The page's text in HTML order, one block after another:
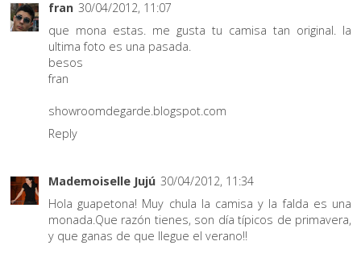
fran 30/04/2012, 11:07
que mona estas. me gusta tu camisa tan original. la
ultima foto es una pasada.
besos
fran
showroomdegarde.blogspot.com
Reply
Mademoiselle Jujú 30/04/2012, 11:34
Hola guapetona! Muy chula la camisa y la falda es una
monada.Que razón tienes, son día típicos de primavera,
y que ganas de que llegue el verano!!